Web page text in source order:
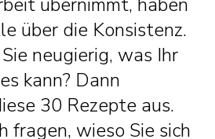
über die Konsistenz.
neugierig, was Ihr
kann? Dann
30 Rezepte aus.
fragen, wieso Sie sich